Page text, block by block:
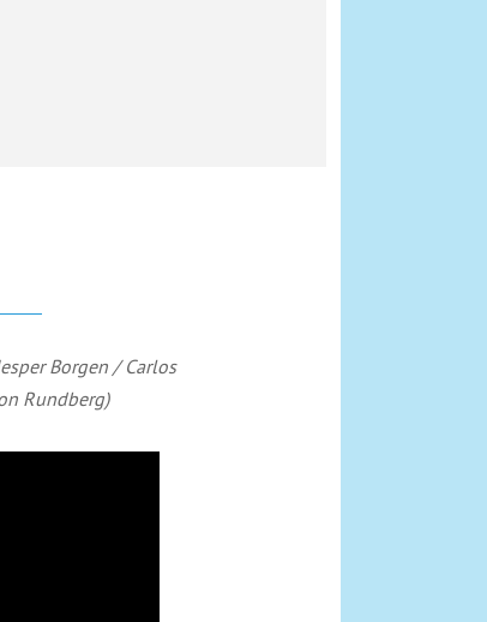
Borgen / Carlos
Rundberg)